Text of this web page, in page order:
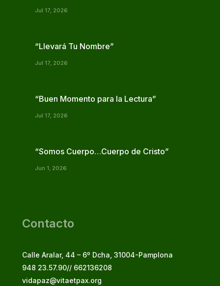
Jul 17, 2026
“Llevará Tu Nombre”
Jul 17, 2026
“Buen Momento para la Lectura”
Jul 17, 2026
“Somos Cuerpo…Cuerpo de Cristo”
Jun 1, 2026
Contacto
Calle Aralar, 44 – 6º Dcha, 31004-Pamplona
948 23.57.90// 662136208
vidapaz@vitaetpax.org